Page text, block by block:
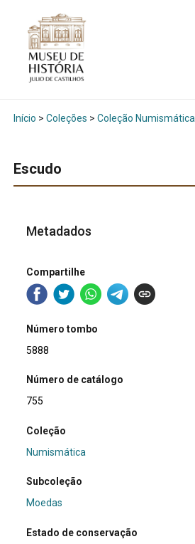
Início > Coleções > Coleção Numismática
Escudo
Metadados
Compartilhe
Número tombo
5888
Número de catálogo
755
Coleção
Numismática
Subcoleção
Moedas
Estado de conservação